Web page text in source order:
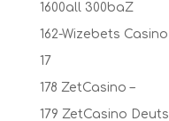
1600all 300baZ
162-Wizebets Casino
17
178 ZetCasino –
179 ZetCasino